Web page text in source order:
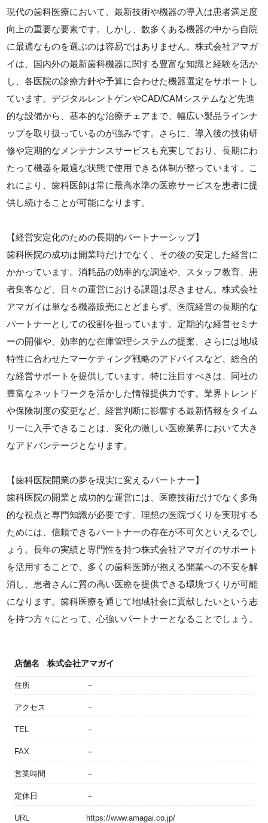
現代の歯科医療において、最新技術や機器の導入は患者満足度
向上の重要な要素です。しかし、数多くある機器の中から自院
に最適なものを選ぶのは容易ではありません。株式会社アマガ
イは、国内外の最新歯科機器に関する豊富な知識と経験を活か
し、各医院の診療方針や予算に合わせた機器選定をサポートし
ています。デジタルレントゲンやCAD/CAMシステムなど先進
的な設備から、基本的な治療チェアまで、幅広い製品ラインナ
ップを取り扱っているのが強みです。さらに、導入後の技術研
修や定期的なメンテナンスサービスも充実しており、長期にわ
たって機器を最適な状態で使用できる体制が整っています。こ
れにより、歯科医師は常に最高水準の医療サービスを患者に提
供し続けることが可能になります。
【経営安定化のための長期的パートナーシップ】
歯科医院の成功は開業時だけでなく、その後の安定した経営に
かかっています。消耗品の効率的な調達や、スタッフ教育、患
者集客など、日々の運営における課題は尽きません。株式会社
アマガイは単なる機器販売にとどまらず、医院経営の長期的な
パートナーとしての役割を担っています。定期的な経営セミナ
ーの開催や、効率的な在庫管理システムの提案、さらには地域
特性に合わせたマーケティング戦略のアドバイスなど、総合的
な経営サポートを提供しています。特に注目すべきは、同社の
豊富なネットワークを活かした情報提供力です。業界トレンド
や保険制度の変更など、経営判断に影響する最新情報をタイム
リーに入手できることは、変化の激しい医療業界において大き
なアドバンテージとなります。
【歯科医院開業の夢を現実に変えるパートナー】
歯科医院の開業と成功的な運営には、医療技術だけでなく多角
的な視点と専門知識が必要です。理想の医院づくりを実現する
ためには、信頼できるパートナーの存在が不可欠といえるでし
ょう。長年の実績と専門性を持つ株式会社アマガイのサポート
を活用することで、多くの歯科医師が抱える開業への不安を解
消し、患者さんに質の高い医療を提供できる環境づくりが可能
になります。歯科医療を通じて地域社会に貢献したいという志
を持つ方々にとって、心強いパートナーとなることでしょう。
店舗名 株式会社アマガイ
住所 －
アクセス －
TEL －
FAX －
営業時間 －
定休日 －
URL https://www.amagai.co.jp/